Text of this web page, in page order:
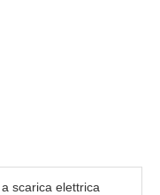
scarica elettrica